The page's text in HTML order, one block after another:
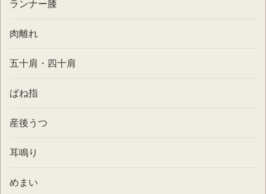
ランナー膝
肉離れ
五十肩・四十肩
ばね指
産後うつ
耳鳴り
めまい